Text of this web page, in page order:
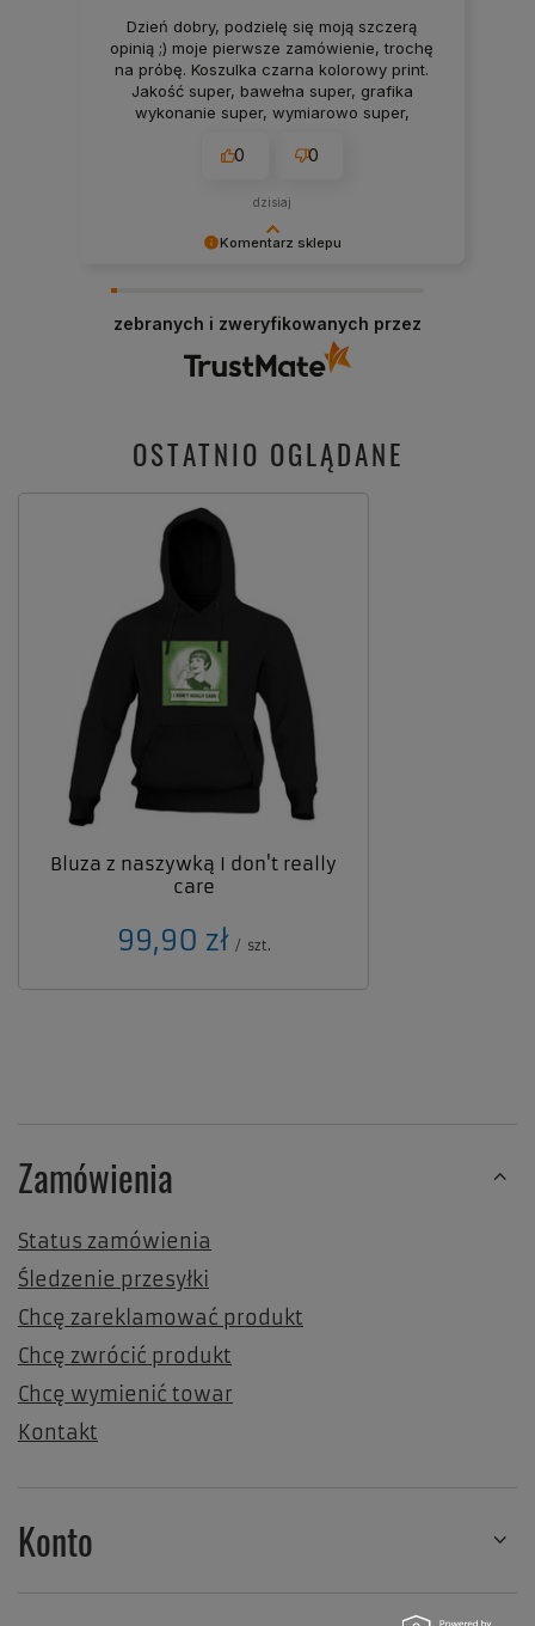
Komentarz sklepu
klienta i Twoja recenzja potwierdza nasze wysiłki
- dziękujemy raz jeszcze i mamy nadzieję - do
szybkiego zobaczenia!
Dzień dobry, podzielę się moją szczerą
opinią ;) moje pierwsze zamówienie, trochę
na próbę. Koszulka czarna kolorowy print.
Jakość super, bawełna super, grafika
wykonanie super, wymiarowo super,
print do powierzchni koszulki. Zamówienie
pierwszy raz mi się zdarzyło 💪 chętnie
ciekawe wzory. 💯❤️
0 0
dzisiaj
zebranych i zweryfikowanych przez
OSTATNIO OGLĄDANE
Bluza z naszywką I don't really
care
99,90 zł / szt.
Zamówienia
Status zamówienia
Śledzenie przesyłki
Chcę zareklamować produkt
Chcę zwrócić produkt
Chcę wymienić towar
Kontakt
Konto